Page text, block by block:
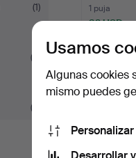
(1)
(1)
(3)
(2)
1 puja
32 USD
Usamos
Algunas cookies
mismo puedes